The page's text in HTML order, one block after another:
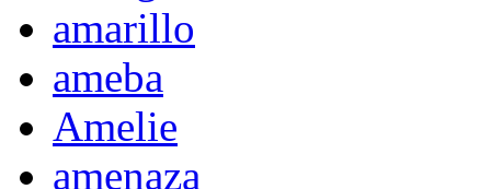
amarillo
ameba
Amelie
amenaza